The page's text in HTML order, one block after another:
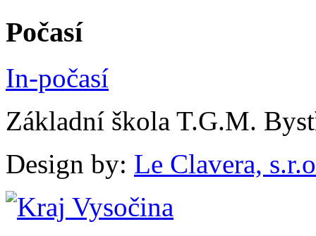
Počasí
In-počasí
Základní škola T.G.M.
Design by: Le Clavera,